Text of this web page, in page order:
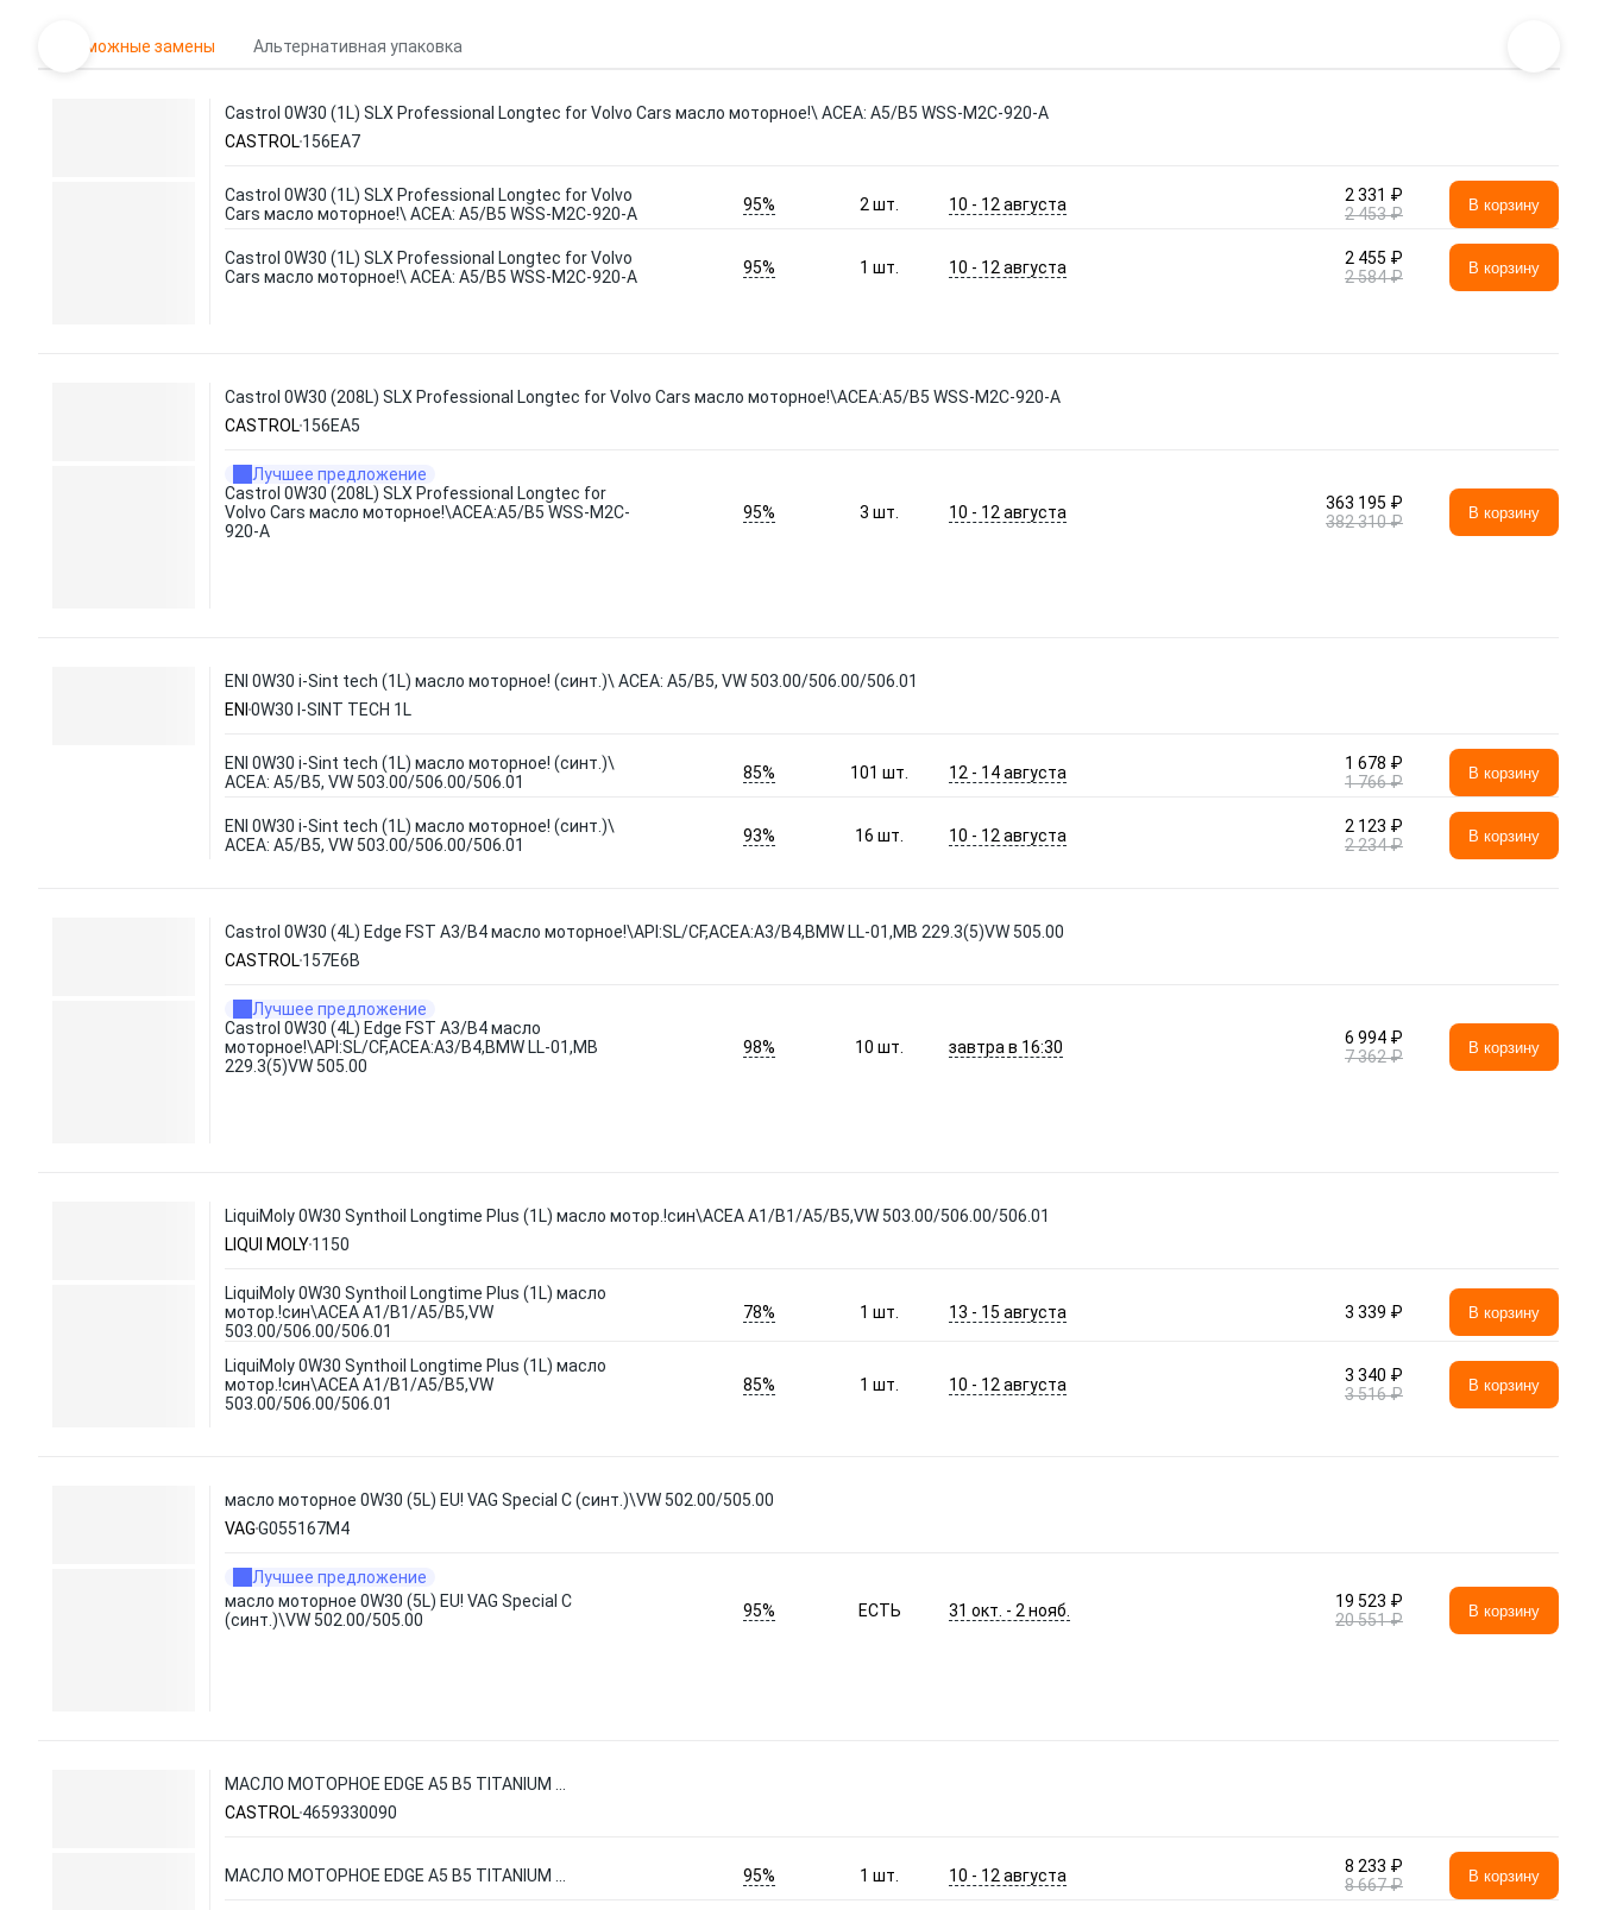
Возможные замены Альтернативная упаковка
Castrol 0W30 (1L) SLX Professional Longtec for Volvo Cars масло моторное!\ ACEA: A5/B5 WSS-M2C-920-A
CASTROL156EA7
Castrol 0W30 (1L) SLX Professional Longtec for Volvo
Cars масло моторное!\ ACEA: A5/B5 WSS-M2C-920-A
95% 2шт. 10 - 12 августа
2 331 ₽
2 453 ₽
В корзину
Castrol 0W30 (1L) SLX Professional Longtec for Volvo
Cars масло моторное!\ ACEA: A5/B5 WSS-M2C-920-A
95% 1шт. 10 - 12 августа
2 455 ₽
2 584 ₽
В корзину
Castrol 0W30 (208L) SLX Professional Longtec for Volvo Cars масло моторное!\ACEA:A5/B5 WSS-M2C-920-A
CASTROL156EA5
Лучшее предложение
Castrol 0W30 (208L) SLX Professional Longtec for
Volvo Cars масло моторное!\ACEA:A5/B5 WSS-M2C-
920-A
95% 3шт. 10 - 12 августа
363 195 ₽
382 310 ₽
В корзину
ENI 0W30 i-Sint tech (1L) масло моторное! (синт.)\ ACEA: A5/B5, VW 503.00/506.00/506.01
ENI 0W30 I-SINT TECH 1L
ENI 0W30 i-Sint tech (1L) масло моторное! (синт.)\
ACEA: A5/B5, VW 503.00/506.00/506.01
85% 101шт. 12 - 14 августа
1 678 ₽
1 766 ₽
В корзину
ENI 0W30 i-Sint tech (1L) масло моторное! (синт.)\
ACEA: A5/B5, VW 503.00/506.00/506.01
93% 16шт. 10 - 12 августа
2 123 ₽
2 234 ₽
В корзину
Castrol 0W30 (4L) Edge FST A3/B4 масло моторное!\API:SL/CF,ACEA:A3/B4,BMW LL-01,MB 229.3(5)VW 505.00
CASTROL157E6B
Лучшее предложение
Castrol 0W30 (4L) Edge FST A3/B4 масло
моторное!\API:SL/CF,ACEA:A3/B4,BMW LL-01,MB
229.3(5)VW 505.00
98% 10шт. завтра в 16:30
6 994 ₽
7 362 ₽
В корзину
LiquiMoly 0W30 Synthoil Longtime Plus (1L) масло мотор.!син\ACEA A1/B1/A5/B5,VW 503.00/506.00/506.01
LIQUI MOLY1150
LiquiMoly 0W30 Synthoil Longtime Plus (1L) масло
мотор.!син\ACEA A1/B1/A5/B5,VW
503.00/506.00/506.01
78% 1шт. 13 - 15 августа 3 339 ₽ В корзину
LiquiMoly 0W30 Synthoil Longtime Plus (1L) масло
мотор.!син\ACEA A1/B1/A5/B5,VW
503.00/506.00/506.01
85% 1шт. 10 - 12 августа
3 340 ₽
3 516 ₽
В корзину
масло моторное 0W30 (5L) EU! VAG Special C (синт.)\VW 502.00/505.00
VAGG055167M4
Лучшее предложение
масло моторное 0W30 (5L) EU! VAG Special C
(синт.)\VW 502.00/505.00
95% ЕСТЬ 31 окт. - 2 нояб.
19 523 ₽
20 551 ₽
В корзину
МАСЛО МОТОРНОЕ EDGE A5 B5 TITANIUM ...
CASTROL4659330090
МАСЛО МОТОРНОЕ EDGE A5 B5 TITANIUM ... 95% 1шт. 10 - 12 августа
8 233 ₽
8 667 ₽
В корзину